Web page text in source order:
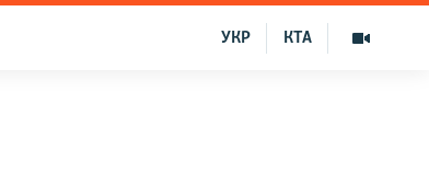
КТА
УКР